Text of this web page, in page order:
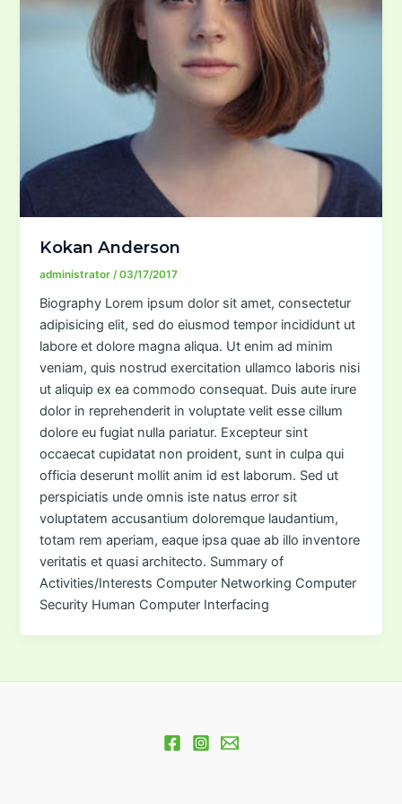
Kokan Anderson
administrator /03/17/2017
Biography Lorem ipsum dolor sit amet, consectetur
adipisicing elit, sed do eiusmod tempor incididunt ut
labore et dolore magna aliqua. Ut enim ad minim
veniam, quis nostrud exercitation ullamco laboris nisi
ut aliquip ex ea commodo consequat. Duis aute irure
dolor in reprehenderit in voluptate velit esse cillum
dolore eu fugiat nulla pariatur. Excepteur sint
occaecat cupidatat non proident, sunt in culpa qui
officia deserunt mollit anim id est laborum. Sed ut
perspiciatis unde omnis iste natus error sit
voluptatem accusantium doloremque laudantium,
totam rem aperiam, eaque ipsa quae ab illo inventore
veritatis et quasi architecto. Summary of
Activities/Interests Computer Networking Computer
Security Human Computer Interfacing